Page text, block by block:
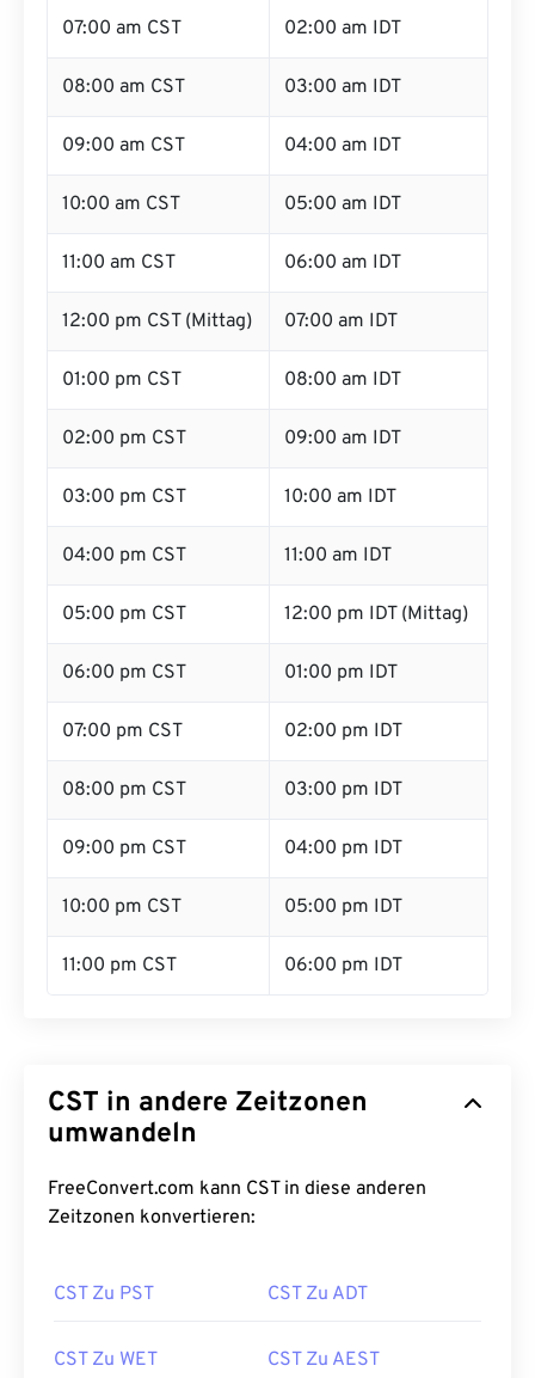
07:00 am CST 02:00 am IDT
08:00 am CST 03:00 am IDT
09:00 am CST 04:00 am IDT
10:00 am CST 05:00 am IDT
11:00 am CST 06:00 am IDT
12:00 pm CST (Mittag) 07:00 am IDT
01:00 pm CST 08:00 am IDT
02:00 pm CST 09:00 am IDT
03:00 pm CST 10:00 am IDT
04:00 pm CST 11:00 am IDT
05:00 pm CST 12:00 pm IDT (Mittag)
06:00 pm CST 01:00 pm IDT
07:00 pm CST 02:00 pm IDT
08:00 pm CST 03:00 pm IDT
09:00 pm CST 04:00 pm IDT
10:00 pm CST 05:00 pm IDT
11:00 pm CST 06:00 pm IDT
CST in andere Zeitzonen
umwandeln
FreeConvert.com kann CST in diese anderen
Zeitzonen konvertieren:
CST Zu PST CST Zu ADT
CST Zu WET CST Zu AEST